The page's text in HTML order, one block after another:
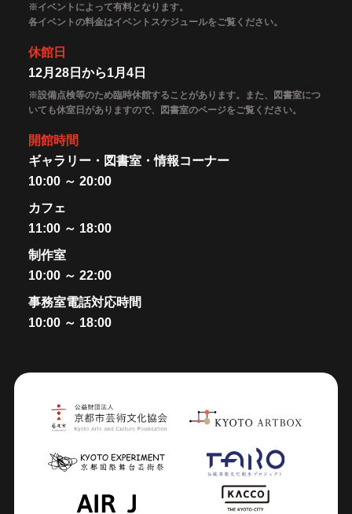
※イベントによって有料となります。
各イベントの料金はイベントスケジュールをご覧ください。
休館日
12月28日から1月4日
※設備点検等のため臨時休館することがあります。また、図書室につ
いても休室日がありますので、図書室のページをご覧ください。
開館時間
ギャラリー・図書室・情報コーナー
10:00 ～ 20:00
カフェ
11:00 ～ 18:00
制作室
10:00 ～ 22:00
事務室電話対応時間
10:00 ～ 18:00